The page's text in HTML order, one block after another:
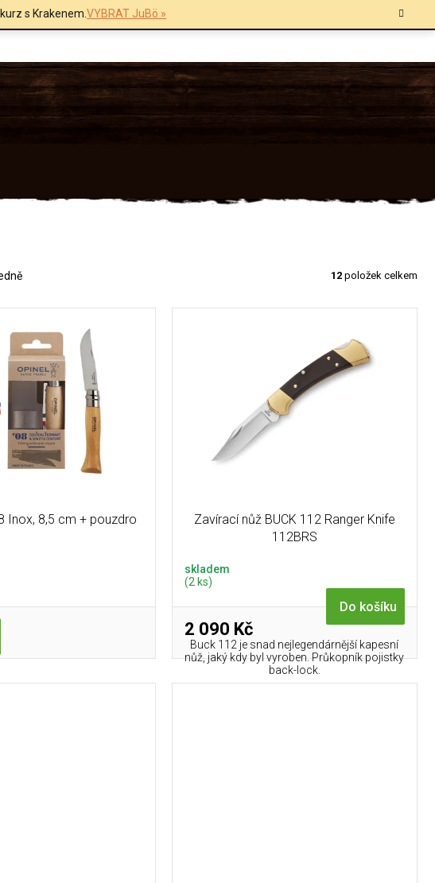
s Krakenem.VYBRAT JuBö »
12 položek celkem
Inox, 8,5 cm + pouzdro
Zavírací nůž BUCK 112 Ranger Knife
112BRS
skladem
(2 ks)
2 090 Kč
Do košíku
Buck 112 je snad nejlegendárnější kapesní
nůž, jaký kdy byl vyroben. Průkopník pojistky
back-lock.